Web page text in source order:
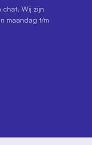
chat. Wij zijn
maandag t/m